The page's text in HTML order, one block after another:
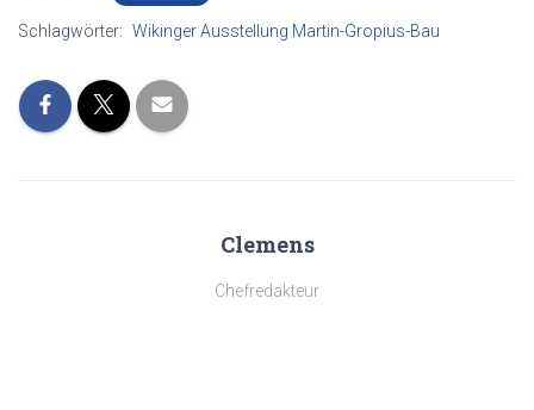
Schlagwörter: Wikinger Ausstellung Martin-Gropius-Bau
Clemens
Chefredakteur